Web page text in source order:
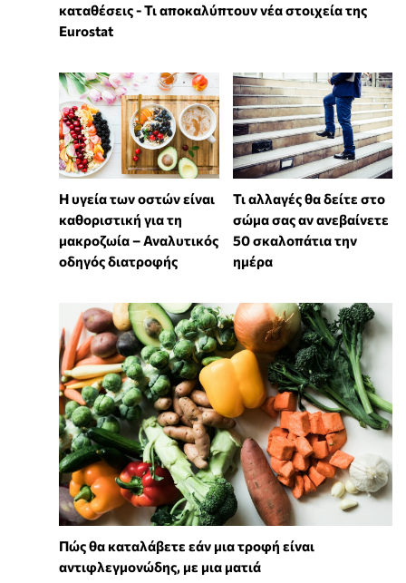
καταθέσεις - Τι αποκαλύπτουν νέα στοιχεία της
Eurostat
Η υγεία των οστών είναι
καθοριστική για τη
μακροζωία – Αναλυτικός
οδηγός διατροφής
Τι αλλαγές θα δείτε στο
σώμα σας αν ανεβαίνετε
50 σκαλοπάτια την
ημέρα
Πώς θα καταλάβετε εάν μια τροφή είναι
αντιφλεγμονώδης, με μια ματιά